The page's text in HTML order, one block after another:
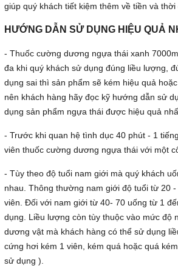
giúp quý khách tiết kiệm thêm về tiền và
HƯỚNG DẪN SỬ DỤNG HIỆU QUẢ
- Thuốc cường dương ngựa thái xanh
đa khi quý khách sử dụng đúng liều lượng,
dụng sai thì sản phẩm sẽ kém hiệu quả
nên khách hàng hãy đọc kỹ hướng dẫn sử
dụng sản phẩm ngựa thái được hiệu quả
- Trước khi quan hệ tình dục 40 phút - 1
viên thuốc cường dương ngựa thái với một
- Tùy theo độ tuổi nam giới mà quý khách
nhau. Thông thường nam giới độ tuổi từ 20 -
viên. Đối với nam giới từ 40- 70 uống từ 1
dụng. Liều lượng còn tùy thuộc vào mức độ
dương vật mà khách hàng có thể sử dụng
cứng hơi kém 1 viên, kém quá hoặc quá
sử dụng ).